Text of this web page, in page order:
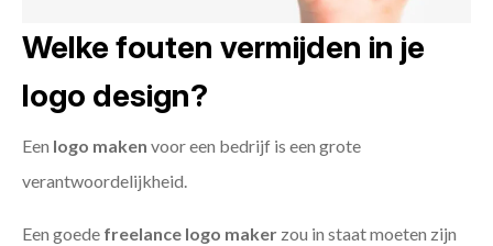
Welke fouten vermijden in je
logo design?
Een logo maken voor een bedrijf is een grote
verantwoordelijkheid.
Een goede freelance logo maker zou in staat moeten zijn